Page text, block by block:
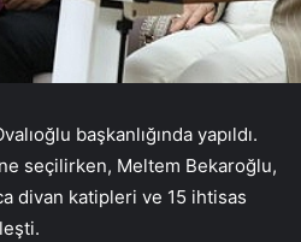
başkanlığında yapıldı.
seçilirken, Meltem Bekaroğlu,
divan katipleri ve 15 ihtisas